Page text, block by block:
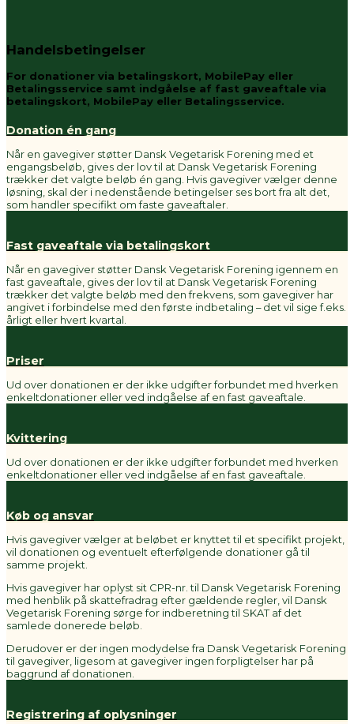
Handelsbetingelser
For donationer via betalingskort, MobilePay eller
Betalingsservice samt indgåelse af fast gaveaftale via
betalingskort, MobilePay eller Betalingsservice.
Donation én gang
Når en gavegiver støtter Dansk Vegetarisk Forening med et
engangsbeløb, gives der lov til at Dansk Vegetarisk Forening
trækker det valgte beløb én gang. Hvis gavegiver vælger denne
løsning, skal der i nedenstående betingelser ses bort fra alt det,
som handler specifikt om faste gaveaftaler.
Fast gaveaftale via betalingskort
Når en gavegiver støtter Dansk Vegetarisk Forening igennem en
fast gaveaftale, gives der lov til at Dansk Vegetarisk Forening
trækker det valgte beløb med den frekvens, som gavegiver har
angivet i forbindelse med den første indbetaling – det vil sige f.eks.
årligt eller hvert kvartal.
Priser
Ud over donationen er der ikke udgifter forbundet med hverken
enkeltdonationer eller ved indgåelse af en fast gaveaftale.
Kvittering
Ud over donationen er der ikke udgifter forbundet med hverken
enkeltdonationer eller ved indgåelse af en fast gaveaftale.
Køb og ansvar
Hvis gavegiver vælger at beløbet er knyttet til et specifikt projekt,
vil donationen og eventuelt efterfølgende donationer gå til
samme projekt.
Hvis gavegiver har oplyst sit CPR-nr. til Dansk Vegetarisk Forening
med henblik på skattefradrag efter gældende regler, vil Dansk
Vegetarisk Forening sørge for indberetning til SKAT af det
samlede donerede beløb.
Derudover er der ingen modydelse fra Dansk Vegetarisk Forening
til gavegiver, ligesom at gavegiver ingen forpligtelser har på
baggrund af donationen.
Registrering af oplysninger